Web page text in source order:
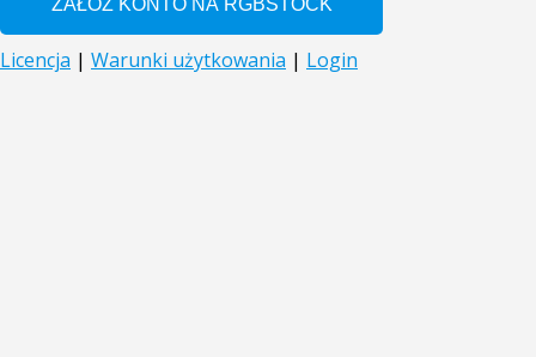
Licencja | Warunki użytkowania | Login